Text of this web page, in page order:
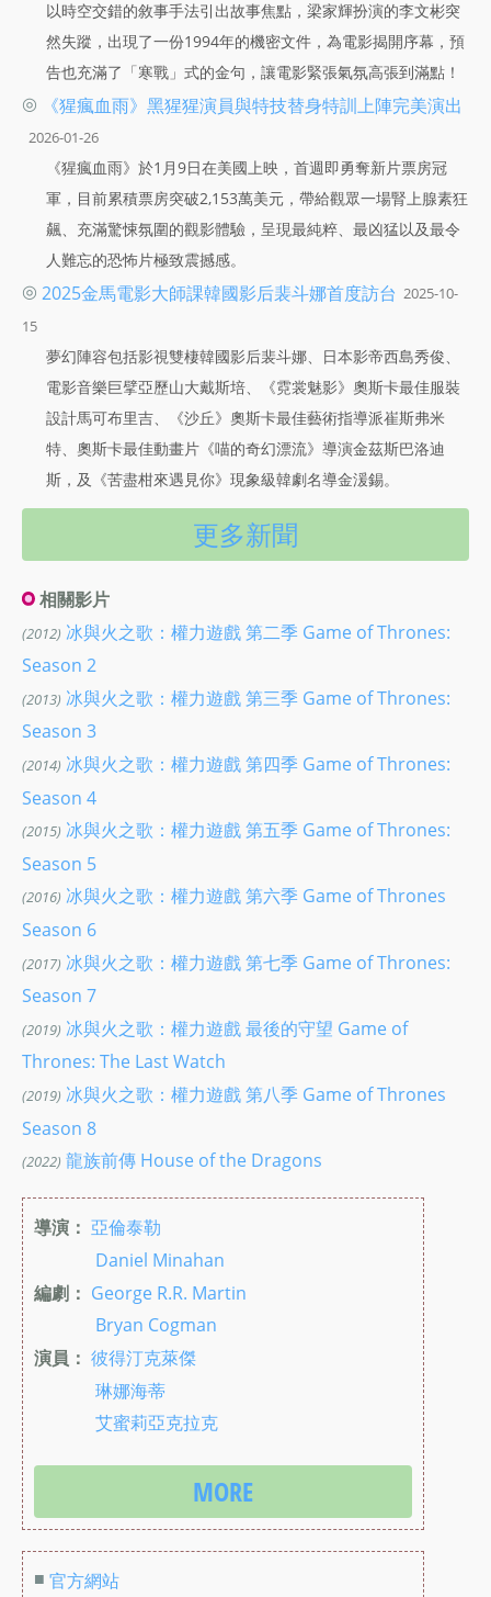
以時空交錯的敘事手法引出故事焦點，梁家輝扮演的李文彬突
然失蹤，出現了一份1994年的機密文件，為電影揭開序幕，預
告也充滿了「寒戰」式的金句，讓電影緊張氣氛高張到滿點！
◎ 《猩瘋血雨》黑猩猩演員與特技替身特訓上陣完美演出
2026-01-26
《猩瘋血雨》於1月9日在美國上映，首週即勇奪新片票房冠
軍，目前累積票房突破2,153萬美元，帶給觀眾一場腎上腺素狂
飆、充滿驚悚氛圍的觀影體驗，呈現最純粹、最凶猛以及最令
人難忘的恐怖片極致震撼感。
◎ 2025金馬電影大師課韓國影后裴斗娜首度訪台 2025-10-
15
夢幻陣容包括影視雙棲韓國影后裴斗娜、日本影帝西島秀俊、
電影音樂巨擘亞歷山大戴斯培、《霓裳魅影》奧斯卡最佳服裝
設計馬可布里吉、《沙丘》奧斯卡最佳藝術指導派崔斯弗米
特、奧斯卡最佳動畫片《喵的奇幻漂流》導演金茲斯巴洛迪
斯，及《苦盡柑來遇見你》現象級韓劇名導金湲錫。
更多新聞
相關影片
(2012) 冰與火之歌：權力遊戲 第二季 Game of Thrones:
Season 2
(2013) 冰與火之歌：權力遊戲 第三季 Game of Thrones:
Season 3
(2014) 冰與火之歌：權力遊戲 第四季 Game of Thrones:
Season 4
(2015) 冰與火之歌：權力遊戲 第五季 Game of Thrones:
Season 5
(2016) 冰與火之歌：權力遊戲 第六季 Game of Thrones
Season 6
(2017) 冰與火之歌：權力遊戲 第七季 Game of Thrones:
Season 7
(2019) 冰與火之歌：權力遊戲 最後的守望 Game of
Thrones: The Last Watch
(2019) 冰與火之歌：權力遊戲 第八季 Game of Thrones
Season 8
(2022) 龍族前傳 House of the Dragons
導演： 亞倫泰勒
Daniel Minahan
編劇： George R.R. Martin
Bryan Cogman
演員： 彼得汀克萊傑
琳娜海蒂
艾蜜莉亞克拉克
MORE
■ 官方網站